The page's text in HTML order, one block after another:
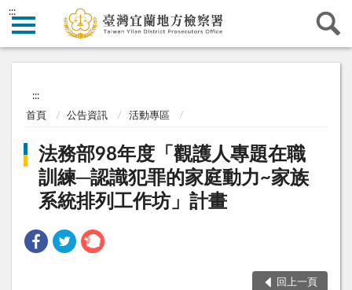
:::
:::
首頁 公告資訊 活動專區
法務部98年度「觀護人專題在職
訓練─認識犯罪的家庭動力~家族
系統排列工作坊」計畫
回上一頁